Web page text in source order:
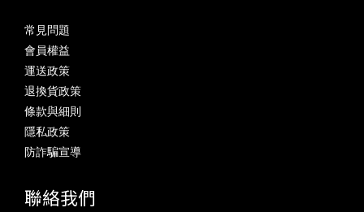
常見問題
會員權益
運送政策
退換貨政策
條款與細則
隱私政策
防詐騙宣導
聯絡我們